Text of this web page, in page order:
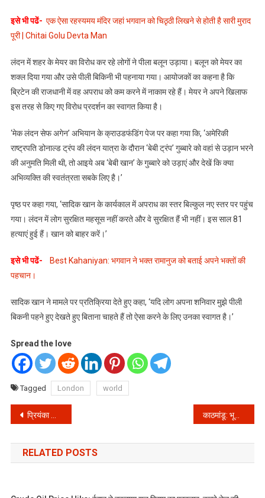
सादिक
गुब्बारा
इसे भी पढें- एक ऐसा रहस्यमय मंदिर जहां भगवान को चिठृठी लिखने से होती है सारी मुराद
पूरी | Chitai Golu Devta Man
लंदन में शहर के मेयर का विरोध कर रहे लोगों ने पीला बलून उड़ाया। बलून को मेयर का
शक्ल दिया गया और उसे पीली बिकिनी भी पहनाया गया। आयोजकों का कहना है कि
ब्रिटेन की राजधानी में वह अपराध को कम करने में नाकाम रहे हैं। मेयर ने अपने खिलाफ
इस तरह से किए गए विरोध प्रदर्शन का स्वागत किया है।
‘मेक लंदन सेफ अगेन’ अभियान के क्राउडफंडिंग पेज पर कहा गया कि, ‘अमेरिकी
राष्ट्रपति डोनाल्ड ट्रंप की लंदन यात्रा के दौरान ‘बेबी ट्रंप’ गुब्बारे को वहां से उड़ान भरने
की अनुमति मिली थी, तो आइये अब ‘बेबी खान’ के गुब्बारे को उड़ाएं और देखें कि क्या
अभिव्यक्ति की स्वतंत्रता सबके लिए है।’
पृष्ठ पर कहा गया, ‘सादिक खान के कार्यकाल में अपराध का स्तर बिल्कुल नए स्तर पर पहुंच
गया। लंदन में लोग सुरक्षित महसूस नहीं करते और वे सुरक्षित हैं भी नहीं। इस साल 81
हत्याएं हुई हैं। खान को बाहर करें।’
इसे भी पढें-
Best Kahaniyan: भगवान ने भक्त रामानुज को बताई अपने भक्तों की
पहचान।
सादिक खान ने मामले पर प्रतिक्रिया देते हुए कहा, ‘यदि लोग अपना शनिवार मुझे पीली
बिकनी पहने हुए देखते हुए बिताना चाहते हैं तो ऐसा करने के लिए उनका स्वागत है।’
Spread the love
Tagged London world
Post
navigation
प्रियंका चोपड़ा करोड़ों की संपत्ति के मालकिन है लेकिन होने वाले ससुर के सिर पर 7 करोड़ से ज्यादा का कर्ज है काठमांडू: भूकंप के 3 साल बाद खुला नेपाल का कृष्ण मंदिर, श्रद्धालुओं की उमड़ी भीड़
RELATED POSTS